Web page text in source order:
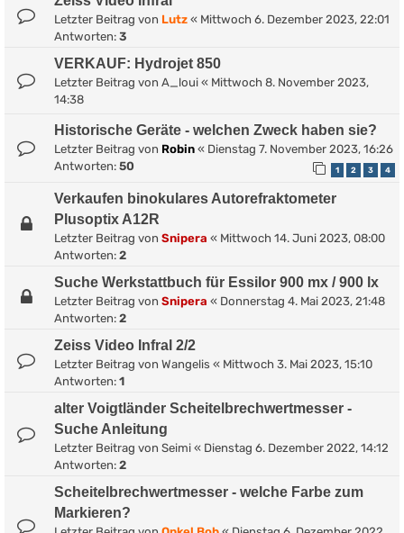
Letzter Beitrag von Lutz « Mittwoch 6. Dezember 2023, 22:01
Antworten: 3
VERKAUF: Hydrojet 850
Letzter Beitrag von A_loui « Mittwoch 8. November 2023,
14:38
Historische Geräte - welchen Zweck haben sie?
Letzter Beitrag von Robin « Dienstag 7. November 2023, 16:26
Antworten: 50 1 2 3 4
Verkaufen binokulares Autorefraktometer
Plusoptix A12R
Letzter Beitrag von Snipera « Mittwoch 14. Juni 2023, 08:00
Antworten: 2
Suche Werkstattbuch für Essilor 900 mx / 900 lx
Letzter Beitrag von Snipera « Donnerstag 4. Mai 2023, 21:48
Antworten: 2
Zeiss Video Infral 2/2
Letzter Beitrag von Wangelis « Mittwoch 3. Mai 2023, 15:10
Antworten: 1
alter Voigtländer Scheitelbrechwertmesser -
Suche Anleitung
Letzter Beitrag von Seimi « Dienstag 6. Dezember 2022, 14:12
Antworten: 2
Scheitelbrechwertmesser - welche Farbe zum
Markieren?